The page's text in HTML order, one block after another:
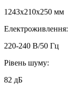
1243х210х250 мм
Електроживлення:
220-240 В/50 Гц
Рівень шуму:
82 дБ